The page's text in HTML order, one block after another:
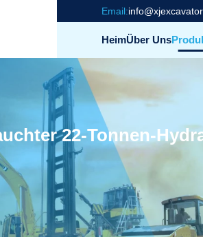
Email:
HeimÜber Uns
22-Tonnen-